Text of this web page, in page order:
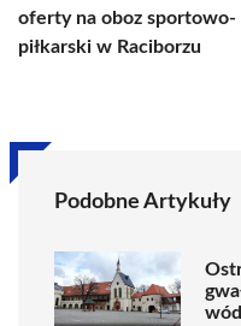
oferty na oboz sportowo-
piłkarski w Raciborzu
Podobne Artykuły